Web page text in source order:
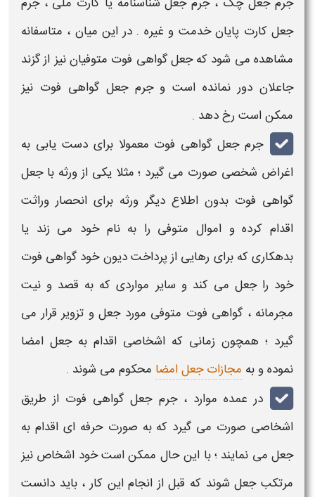
جعل کارت پایان خدمت و غیره . در این میان ، متاسفانه
مشاهده می شود کهجعل گواهی فوت متوفیان نیز از گزند
جاعلان دور نمانده است وجرم جعل گواهی فوت نیز
ممکن است رخ دهد .
جرم جعل گواهی فوت معمولا برای دست یابی به
اغراض شخصی صورت می گیرد ؛ مثلا یکی از ورثه باجعل
گواهی فوت بدون اطلاع دیگر ورثه برای انحصار وراثت
اقدام کرده و اموال متوفی را به نام خود می زند یا
بدهکاری که برای رهایی از پرداخت دیون خود گواهی فوت
خود راجعل می کند و سایر مواردی که به قصد و نیت
مجرمانه ، گواهی فوت متوفی موردجعل و تزویر قرار می
گیرد ؛ همچون زمانی که اشخاصی اقدام بهجعل امضا
نموده و به مجازات جعل امضا محکوم می شوند .
در عمده موارد ،جرم جعل گواهی فوت از طریق
اشخاصی صورت می گیرد که به صورت حرفه ای اقدام به
جعل می نمایند ؛ با این حال ممکن است خود اشخاص نیز
مرتکبجعل شوند که قبل از انجام این کار ، باید دانست